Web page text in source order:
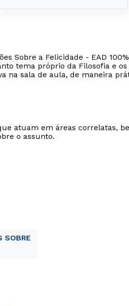
Sobre a Felicidade - EAD
tema próprio da Filosofia e os
na sala de aula, de maneira
atuam em áreas correlatas,
o assunto.
SOBRE